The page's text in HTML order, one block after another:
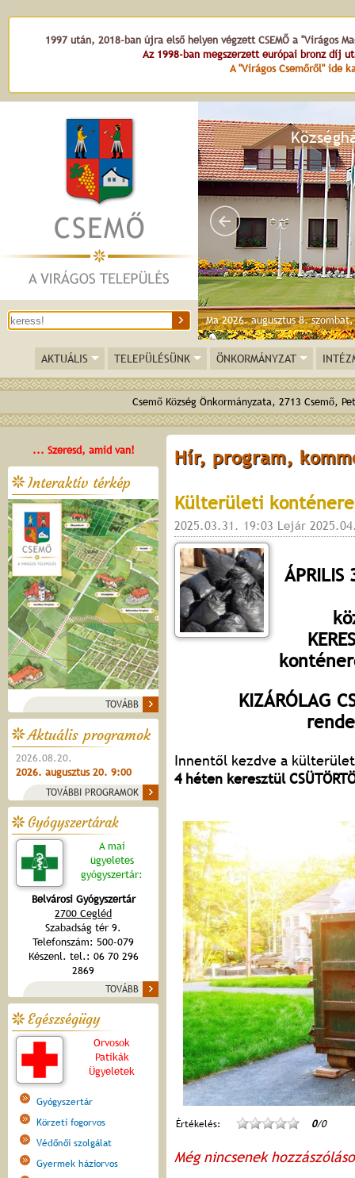
1997 után, 2018-ban újra első helyen végzett CSEMŐ a "Virágos
Az 1998-ban megszerzett európai bronz díj
A "Virágos Csemőről" ide
Ma 2026. augusztus 8.
AKTUÁLIS TELEPÜLÉSÜNK ÖNKORMÁNYZAT
Csemő Község Önkormányzata, 2713
... Szeresd, amid van!
Interaktív térkép
TOVÁBB
Aktuális programok
2026.08.20.
2026. augusztus 20. 9:00
TOVÁBBI PROGRAMOK
Gyógyszertárak
A mai
ügyeletes
gyógyszertár:
Belvárosi Gyógyszertár
2700 Cegléd
Szabadság tér 9.
Telefonszám: 500-079
Készenl. tel.: 06 70 296
2869
TOVÁBB
Egészségügy
Orvosok
Patikák
Ügyeletek
Gyógyszertár
Körzeti fogorvos
Védőnői szolgálat
Gyermek háziorvos
Hír, program,
Külterületi
2025.03.31. 19:03 Lejár
ÁPRILIS
KIZÁRÓLAG
Innentől kezdve a
4 héten keresztül
Értékelés: 0/0
Még nincsenek